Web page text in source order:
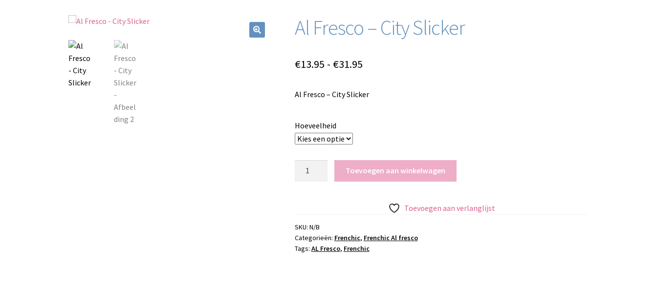
Al Fresco – City Slicker
€13.95 - €31.95Prijsklasse:
tot
Al Fresco – City Slicker
Hoeveelheid
aantal
Toevoegen aan winkelwagen
Toevoegen aan verlanglijst
SKU: N/B
Categorieën: Frenchic, Frenchic Al fresco
Tags: AL Fresco, Frenchic